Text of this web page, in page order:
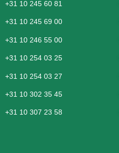
+31 10 245 60 81
+31 10 245 69 00
+31 10 246 55 00
+31 10 254 03 25
+31 10 254 03 27
+31 10 302 35 45
+31 10 307 23 58